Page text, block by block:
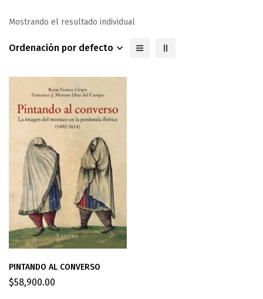
Mostrando el resultado individual
Ordenación por defecto
PINTANDO AL CONVERSO
$58,900.00